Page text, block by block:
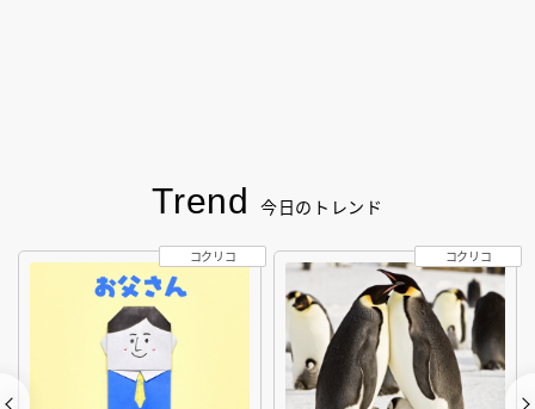
Trend 今日のトレンド
コクリコ コクリコ